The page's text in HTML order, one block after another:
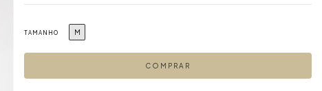
TAMANHO M